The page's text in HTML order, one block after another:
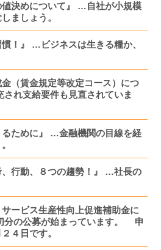
値決めについて』 …自社が小規模
ましょう。
慣！』 …ビジネスは生きる糧か、
金（賃金規定等改定コース）につ
れ支給要件も見直されていま
るために』 …金融機関の目線を経
、行動、８つの趨勢！』 …社長の
サービス生産性向上促進補助金に
分の公募が始まっています。 申
４日です。